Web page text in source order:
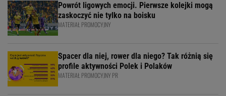
Powrót ligowych emocji. Pierwsze kolejki mogą
zaskoczyć nie tylko na boisku
MATERIAŁ PROMOCYJNY
Spacer dla niej, rower dla niego? Tak różnią się
profile aktywności Polek i Polaków
MATERIAŁ PROMOCYJNY PR